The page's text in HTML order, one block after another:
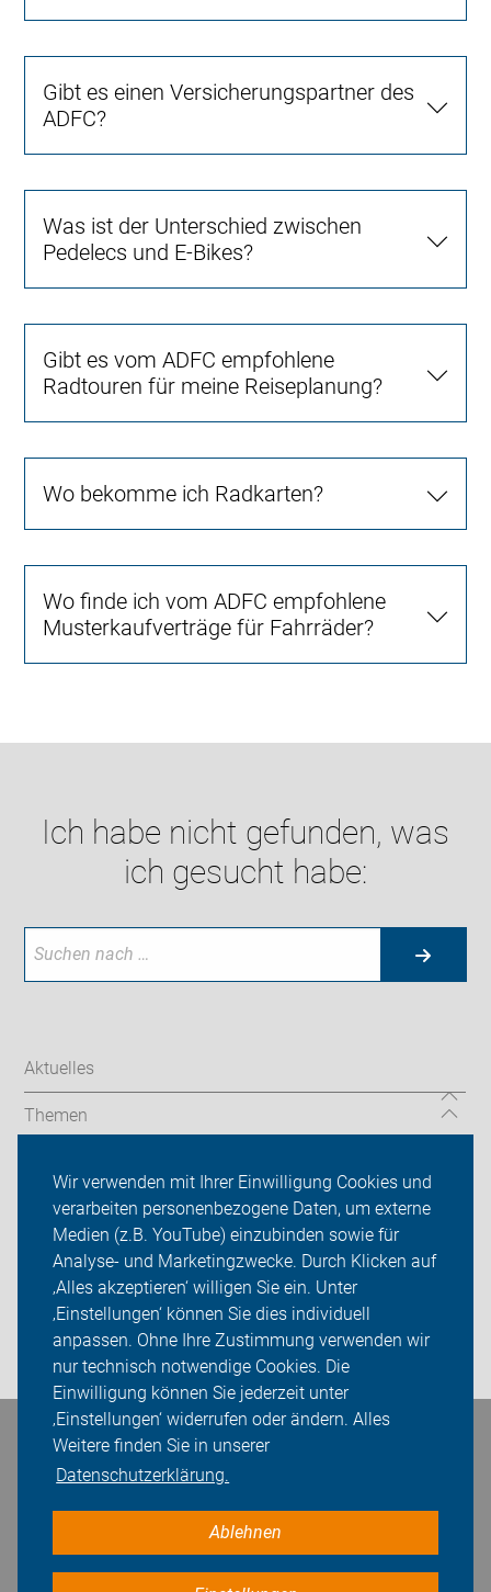
Wir verwenden mit Ihrer Einwilligung Cookies und
verarbeiten personenbezogene Daten, um externe
Medien (z.B. YouTube) einzubinden sowie für
Analyse- und Marketingzwecke. Durch Klicken auf
‚Alles akzeptieren‘ willigen Sie ein. Unter
‚Einstellungen‘ können Sie dies individuell
anpassen. Ohne Ihre Zustimmung verwenden wir
nur technisch notwendige Cookies. Die
Einwilligung können Sie jederzeit unter
‚Einstellungen‘ widerrufen oder ändern. Alles
Weitere finden Sie in unserer
Datenschutzerklärung.
Ablehnen
Gibt es einen Versicherungspartner des
ADFC?
Was ist der Unterschied zwischen
Pedelecs und E-Bikes?
Gibt es vom ADFC empfohlene
Radtouren für meine Reiseplanung?
Wo bekomme ich Radkarten?
Wo finde ich vom ADFC empfohlene
Musterkaufverträge für Fahrräder?
Ich habe nicht gefunden, was
ich gesucht habe:
Aktuelles
Themen
ADFC Bruchsal und Umgebung
Sei dabei
Presse
Login
Bleiben Sie in Kontakt